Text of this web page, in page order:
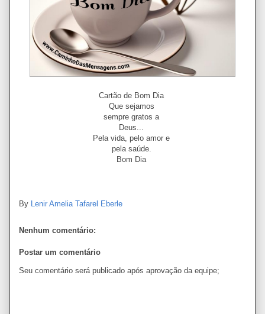
Cartão de Bom Dia
Que sejamos
sempre gratos a
Deus...
Pela vida, pelo amor e
pela saúde.
Bom Dia
By Lenir Amelia Tafarel Eberle
Nenhum comentário:
Postar um comentário
Seu comentário será publicado após aprovação da equipe;